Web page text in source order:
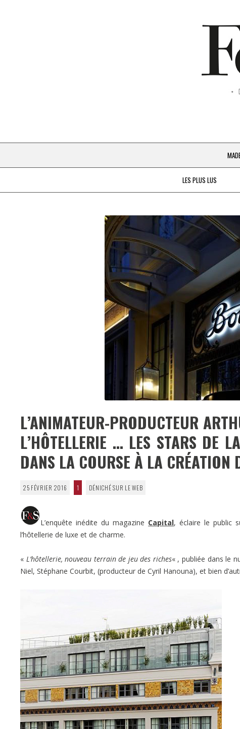
LES PLUS LUS
L’ANIMATEUR-PRODUCTEUR
L’HÔTELLERIE … LES STARS DE
DANS LA COURSE À LA CRÉATION
25 FÉVRIER 2016 1 DÉNICHÉ SUR LE WEB
L’enquête inédite du magazine Capital, éclaire le public
l’hôtellerie de luxe et de charme.
« L’hôtellerie, nouveau terrain de jeu des riches« , publiée dans le
Niel, Stéphane Courbit, (producteur de Cyril Hanouna), et bien